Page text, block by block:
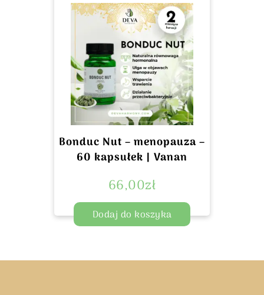
Bonduc Nut – menopauza –
60 kapsułek | Vanan
66,00zł
Dodaj do koszyka